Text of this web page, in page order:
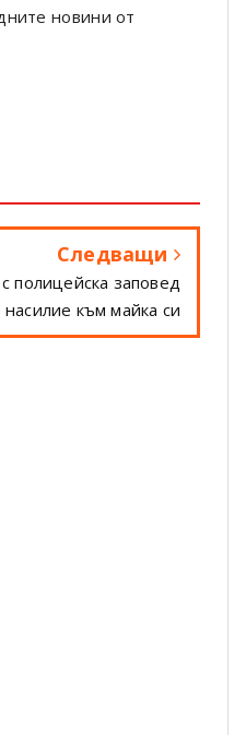
новини от
Следващи
заповед
към майка си